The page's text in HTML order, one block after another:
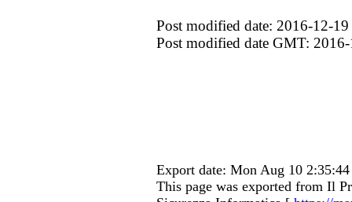
Post modified date: 2016-12-
Post modified date GMT:
Export date: Mon Aug 10
This page was exported from Il